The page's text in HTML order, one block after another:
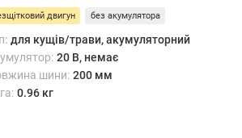
двигун без акумулятора
для кущів/трави, акумуляторний
20 В, немає
шини: 200 мм
0.96 кг